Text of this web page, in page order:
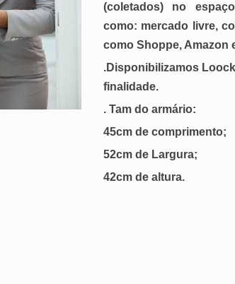
(coletados) no
como: mercado livre,
como Shoppe, Amazon
.Disponibilizamos
finalidade.
. Tam do armário:
45cm de comprimento;
52cm de Largura;
42cm de altura.